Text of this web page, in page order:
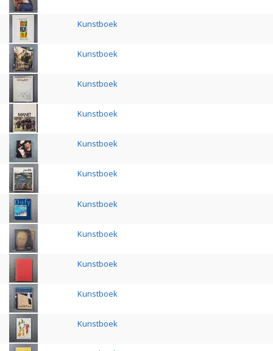
Kunstboek
Kunstboek
Kunstboek
Kunstboek
Kunstboek
Kunstboek
Kunstboek
Kunstboek
Kunstboek
Kunstboek
Kunstboek